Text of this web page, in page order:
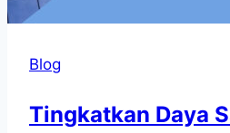
Blog
Tingkatkan Daya